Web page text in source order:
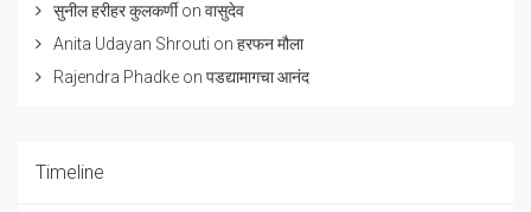
सुनील हरीहर कुलकर्णीon वासुदेव
Anita Udayan Shrouti on हरफन मौला
Rajendra Phadke on पडद्यामागचा आनंद
Timeline